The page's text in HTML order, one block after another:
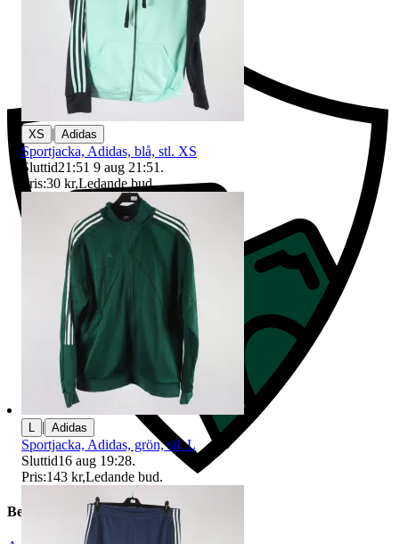
Ersättning om du inte får din vara
Beskrivning
XS | Adidas
Sportjacka, Adidas, blå, stl. XS
Sluttid21:51 9 aug 21:51 .
Pris:30 kr,Ledande bud.
| Adidas
Sportjacka, Adidas, grön, stl. L
Sluttid16 aug 19:28.
Pris:143 kr,Ledande bud.